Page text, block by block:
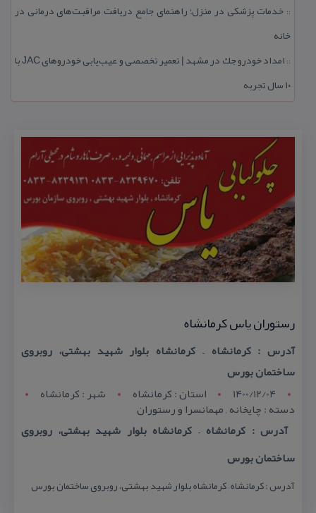
:: خدمات پزشكی در منزل؛ راهنمای جامع دریافت مراقبت‌های درمانی در
خانه
::
امداد خودرو جك در مشهد | تعمیر تخصصی و عیب‌یابی خودروهای JAC با
۱۰ سال تجربه
رستوران یاس كرمانشاه
آدرس : كرمانشاه – كرمانشاه بلوار شهید بهشتی، روبروی
ساختمان بورس
1400/12/04
استان : کرمانشاه شهر : کرمانشاه
دسته : چایخانه , مهمانسرا و رستوران
آدرس : كرمانشاه – كرمانشاه بلوار شهید بهشتی، روبروی
ساختمان بورس
آدرس : كرمانشاه – كرمانشاه بلوار شهید بهشتی، روبروی ساختمان بورس